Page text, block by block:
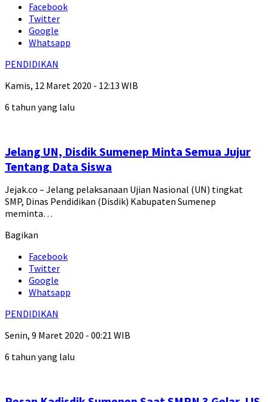
Facebook
Twitter
Google
Whatsapp
PENDIDIKAN
Kamis, 12 Maret 2020 - 12:13 WIB
6 tahun yang lalu
Jelang UN, Disdik Sumenep Minta Semua Jujur
Tentang Data Siswa
Jejak.co – Jelang pelaksanaan Ujian Nasional (UN) tingkat
SMP, Dinas Pendidikan (Disdik) Kabupaten Sumenep
meminta…
Bagikan
Facebook
Twitter
Google
Whatsapp
PENDIDIKAN
Senin, 9 Maret 2020 - 00:21 WIB
6 tahun yang lalu